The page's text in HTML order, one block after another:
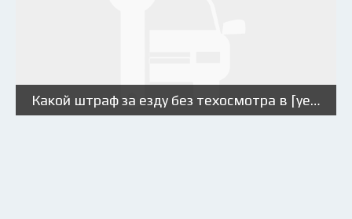
Какой штраф за езду без техосмотра в [year] году?